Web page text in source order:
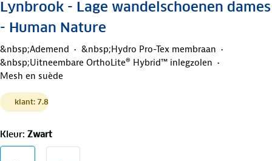
Lynbrook - Lage wandelschoenen dames
- Human Nature
&nbsp;Ademend
&nbsp;Hydro Pro-Tex membraan
&nbsp;Uitneembare OrthoLite® Hybrid™ inlegzolen
Mesh en suède
klant: 7.8
Kleur: Zwart